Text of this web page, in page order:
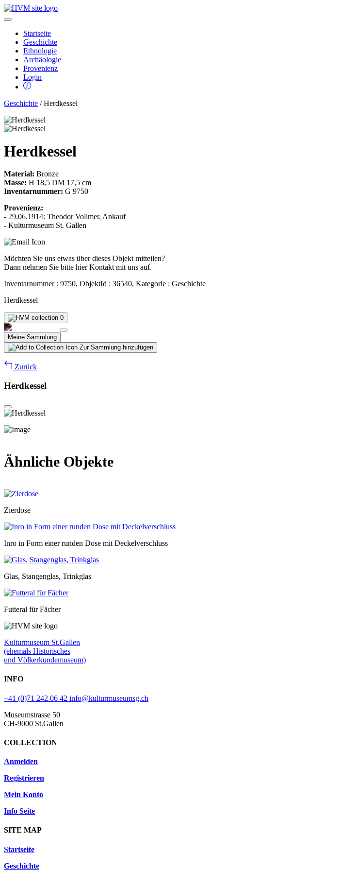
Startseite
Geschichte
Ethnologie
Archäologie
Provenienz
Login
Geschichte / Herdkessel
Herdkessel
Material: Bronze
Masse: H 18,5 DM 17,5 cm
Inventarnummer: G 9750
Provenienz:
- 29.06.1914: Theodor Vollmer, Ankauf
- Kulturmuseum St. Gallen
Möchten Sie uns etwas über dieses Objekt mitteilen?
Dann nehmen Sie bitte hier Kontakt mit uns auf.
Inventarnummer : 9750, ObjektId : 36540, Kategorie : Geschichte
Herdkessel
0
Meine Sammlung
Zur Sammlung hinzufügen
Zurück
Herdkessel
Ähnliche Objekte
Zierdose
Inro in Form einer runden Dose mit Deckelverschluss
Glas, Stangenglas, Trinkglas
Futteral für Fächer
Kulturmuseum St.Gallen
(ehemals Historisches
und Völkerkundemuseum)
INFO
+41 (0)71 242 06 42 info@kulturmuseumsg.ch
Museumstrasse 50
CH-9000 St.Gallen
COLLECTION
Anmelden
Registrieren
Mein Konto
Info Seite
SITE MAP
Startseite
Geschichte